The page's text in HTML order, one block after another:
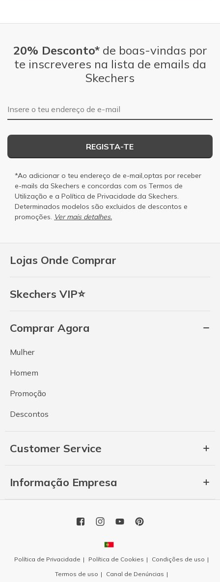
Lojas Onde Comprar
Skechers VIP⭐
Comprar Agora
Mulher
Homem
Promoção
Descontos
Customer Service
Informação Empresa
20% Desconto*de boas-vindas por
te inscreveres na lista de emails da
Skechers
Endereço de e-mail
REGISTA-TE
*Ao adicionar o teu endereço de e-mail,optas por receber
e-mails da Skechers e concordas com os Termos de
Utilização e a Política de Privacidade da Skechers.
Determinados modelos são excluidos de descontos e
promoções. Ver mais detalhes.
Política de Privacidade Política de Cookies
Condições de uso
Termos de uso
Canal de Denúncias